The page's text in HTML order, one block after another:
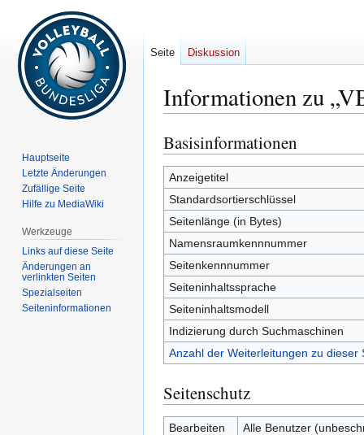
Informationen zu
Zur
Navigation
springen
Zur
Suche
springen
Basisinformationen
Anzeigetitel
Standardsortierschlüssel
Seitenlänge (in Bytes)
Namensraumkennnummer
Seitenkennnummer
Seiteninhaltssprache
Seiteninhaltsmodell
Indizierung durch Suchmaschinen
Anzahl der Weiterleitungen zu dieser
Seitenschutz
Bearbeiten
Alle Benutzer
Seite Diskussion
Hauptseite
Letzte Änderungen
Zufällige Seite
Hilfe zu MediaWiki
Werkzeuge
Links auf diese Seite
Änderungen an
verlinkten Seiten
Spezialseiten
Seiten­­informationen